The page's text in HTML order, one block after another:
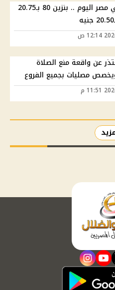
أسعار الوقود في مصر اليوم .. بنزين 80 بـ20.75
عن واقعة منع الصلاة
مصليات بجميع الفروع
youtube
instagram